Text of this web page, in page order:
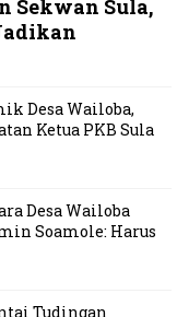
Sekwan Sula,
Desa Wailoba,
Ketua PKB Sula
Desa Wailoba
Soamole: Harus
Tudingan